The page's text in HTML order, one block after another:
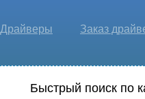
Драйверы Заказ
Быстрый поиск по